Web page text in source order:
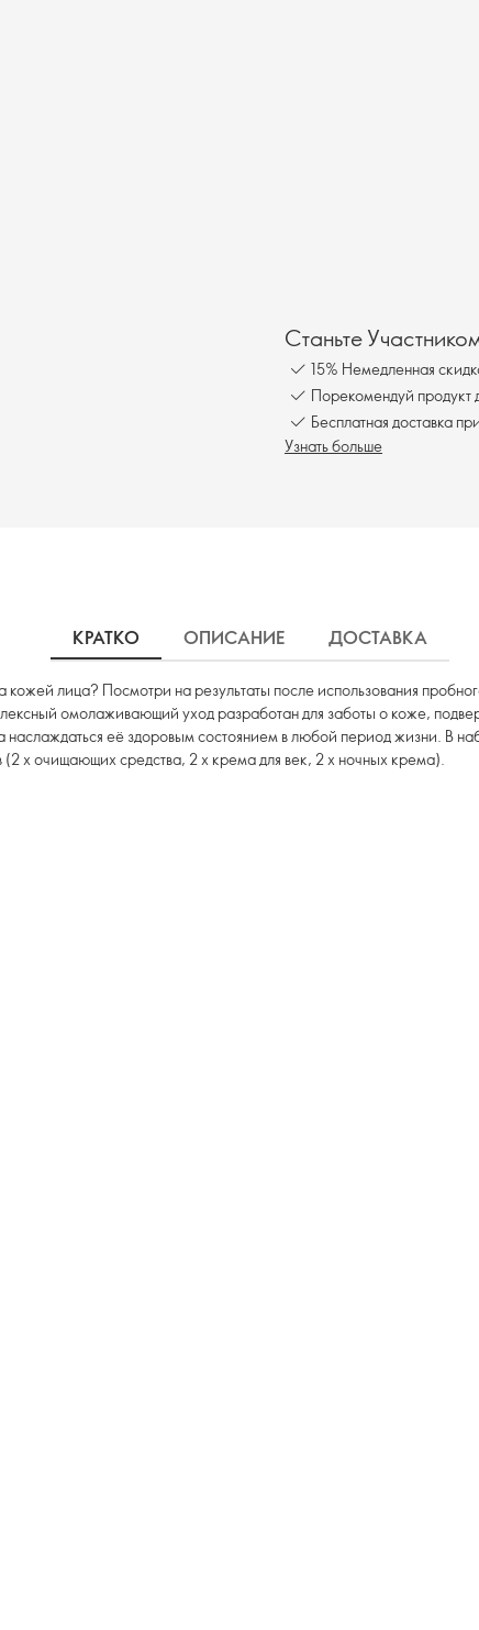
Станьте
15% Немедленная
Порекомендуй продукт
Узнать больше
КРАТКО ОПИСАНИЕ ДОСТАВКА
кожей лица? Посмотри на результаты после использования
омолаживающий уход разработан для заботы о коже,
её здоровым состоянием в любой период жизни. В
х очищающих средства, 2 х крема для век, 2 х ночных крема).